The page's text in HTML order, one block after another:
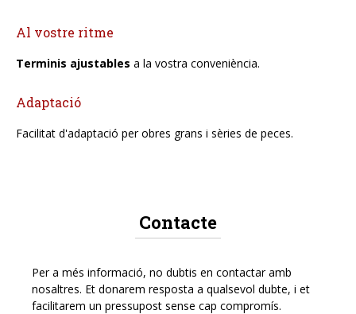
Al vostre ritme
Terminis ajustables a la vostra conveniència.
Adaptació
Facilitat d'adaptació per obres grans i sèries de peces.
Contacte
Per a més informació, no dubtis en contactar amb
nosaltres. Et donarem resposta a qualsevol dubte, i et
facilitarem un pressupost sense cap compromís.